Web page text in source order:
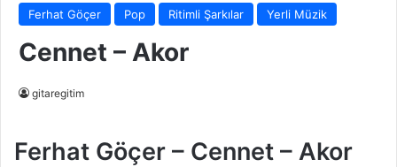
Ferhat Göçer Pop Ritimli Şarkılar Yerli Müzik
Cennet – Akor
gitaregitim
Ferhat Göçer – Cennet – Akor